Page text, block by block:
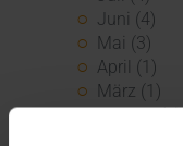
Juni (4)
Mai (3)
April (1)
März (1)
Februar (2)